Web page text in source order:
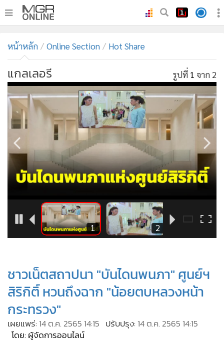
ทันเหตุการณ์
• ภาคใต้
• ภูมิภาค
• Online Section
บันเทิง
• ผู้จัดการรายวัน
คอลัมนิสต์
•
ละคร
• CbizReview
ผู้จัดกวน
Good health & Well-being
• Green Innovation & SD
• MGR Live
• Infographic
• ท่องเที่ยว
กีฬา
ชาวเน็ตสถาปนา "บันไดนพนภา" ศูนย์ฯ
สิริกิติ์ หวนถึงฉาก "น้อยตบหลวงหน้า
กระทรวง"
เผยแพร่: 14 ต.ค. 2565 14:15 ปรับปรุง: 14 ต.ค. 2565 14:15
โดย: ผู้จัดการออนไลน์
หน้าหลัก Online Section Hot Share
แกลเลอรี รูปที่ 1 จาก 2
1 2